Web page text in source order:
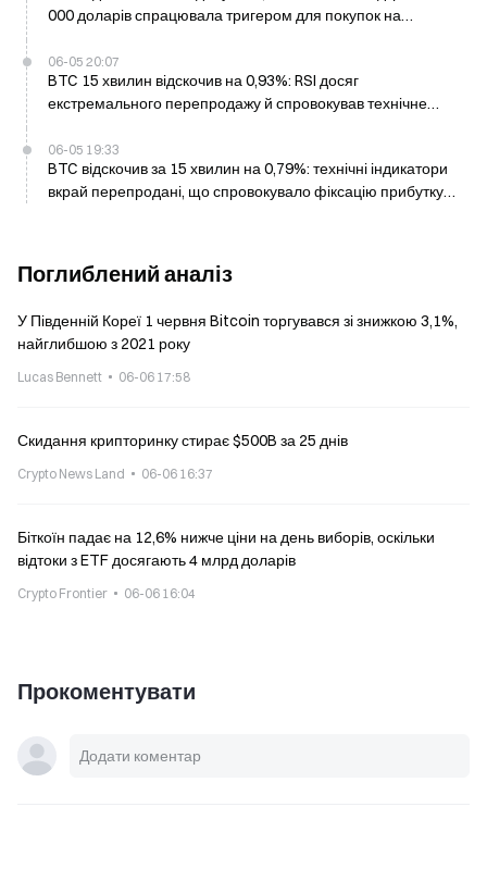
000 доларів спрацювала тригером для покупок на
06-05 20:07
BTC 15 хвилин відскочив на 0,93%: RSI досяг
екстремального перепродажу й спровокував технічне
тиск продажів
06-05 19:33
BTC відскочив за 15 хвилин на 0,79%: технічні індикатори
вкрай перепродані, що спровокувало фіксацію прибутку
Поглиблений аналіз
У Південній Кореї 1 червня Bitcoin торгувався зі знижкою 3,1%,
найглибшою з 2021 року
Lucas Bennett 06-06 17:58
Скидання крипторинку стирає $500B за 25 днів
Crypto News Land 06-06 16:37
Біткоїн падає на 12,6% нижче ціни на день виборів, оскільки
відтоки з ETF досягають 4 млрд доларів
Crypto Frontier 06-06 16:04
Прокоментувати